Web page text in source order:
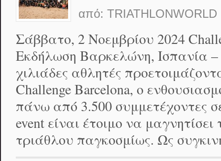
από: TRIATHLONWORLD
Σάββατο, 2 Νοεμβρίου 2024
Εκδήλωση Βαρκελώνη, Ισπανία
χιλιάδες αθλητές
Challenge Barcelona, ο
πάνω από 3.500 συμμετέχοντες
event είναι έτοιμο να
τριάθλου παγκοσμίως. Ως